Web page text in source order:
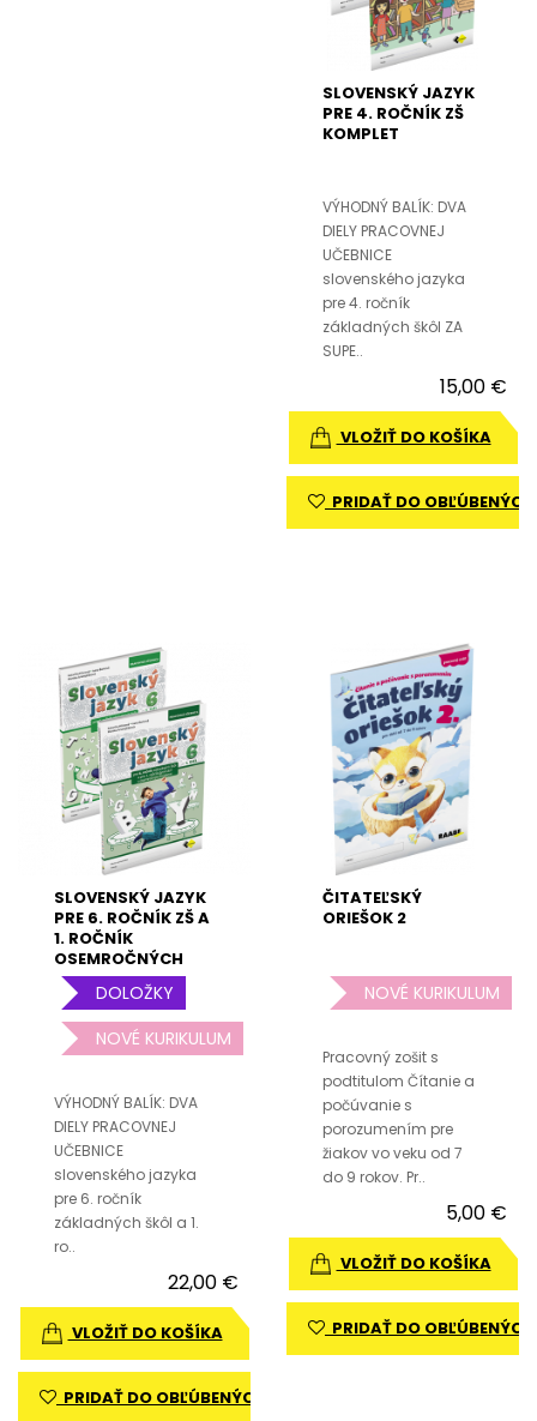
SLOVENSKÝ JAZYK
PRE 4. ROČNÍK ZŠ
KOMPLET
VÝHODNÝ BALÍK: DVA
DIELY PRACOVNEJ
UČEBNICE
slovenského jazyka
pre 4. ročník
základných škôl ZA
SUPE..
15,00 €
VLOŽIŤ DO KOŠÍKA
PRIDAŤ DO OBĽÚBENÝCH
SLOVENSKÝ JAZYK
PRE 6. ROČNÍK ZŠ A
1. ROČNÍK
OSEMROČNÝCH
GYMNÁZIÍ
KOMPLETDOLOŽKY
NOVÉ KURIKULUM
VÝHODNÝ BALÍK: DVA
DIELY PRACOVNEJ
UČEBNICE
slovenského jazyka
pre 6. ročník
základných škôl a 1.
ro..
22,00 €
VLOŽIŤ DO KOŠÍKA
PRIDAŤ DO OBĽÚBENÝCH
ČITATEĽSKÝ
ORIEŠOK 2
NOVÉ KURIKULUM
Pracovný zošit s
podtitulom Čítanie a
počúvanie s
porozumením pre
žiakov vo veku od 7
do 9 rokov. Pr..
5,00 €
VLOŽIŤ DO KOŠÍKA
PRIDAŤ DO OBĽÚBENÝCH